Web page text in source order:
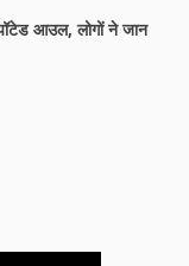
आउल, लोगों ने जान